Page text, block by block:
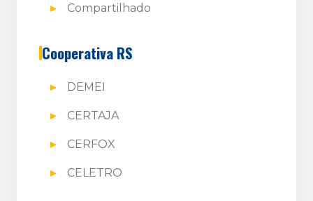
Compartilhado
Cooperativa RS
DEMEI
CERTAJA
CERFOX
CELETRO